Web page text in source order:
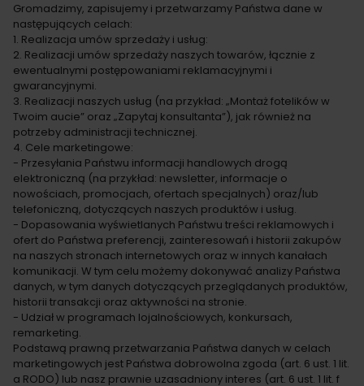
Gromadzimy, zapisujemy i przetwarzamy Państwa dane w
następujących celach:
1. Realizacja umów sprzedaży i usług:
2. Realizacji umów sprzedaży naszych towarów, łącznie z
ewentualnymi postępowaniami reklamacyjnymi i
gwarancyjnymi.
3. Realizacji naszych usług (na przykład: „Montaż fotelików w
Twoim aucie” oraz „Zapytaj konsultanta”), jak również na
potrzeby administracji technicznej.
4. Cele marketingowe:
- Przesyłania Państwu informacji handlowych drogą
elektroniczną (na przykład: newsletter, informacje o
nowościach, promocjach, ofertach specjalnych) oraz/lub
telefoniczną, dotyczących naszych produktów i usług.
- Dopasowania wyświetlanych Państwu treści reklamowych i
ofert do Państwa preferencji, zainteresowań i historii zakupów
na naszych stronach internetowych oraz w innych kanałach
komunikacji. W tym celu możemy dokonywać analizy Państwa
danych, w tym danych dotyczących przeglądanych produktów,
historii transakcji oraz aktywności na stronie.
- Udział w programach lojalnościowych, konkursach,
remarketing.
Podstawą prawną przetwarzania Państwa danych w celach
marketingowych jest Państwa dobrowolna zgoda (art. 6 ust. 1 lit.
a RODO) lub nasz prawnie uzasadniony interes (art. 6 ust. 1 lit. f